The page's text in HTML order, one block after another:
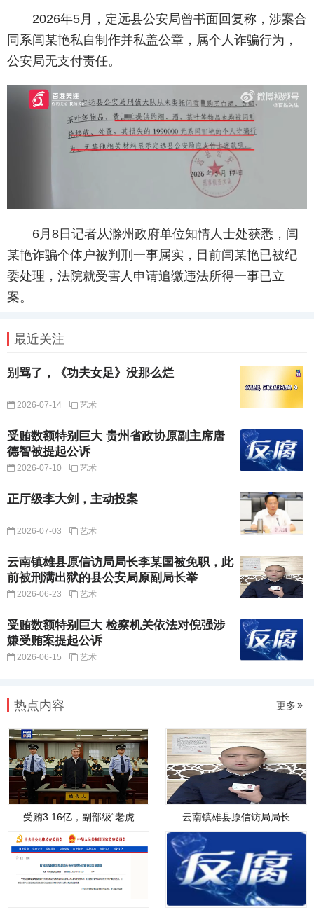
2026年5月，定远县公安局曾书面回复称，涉案合
同系闫某艳私自制作并私盖公章，属个人诈骗行为，
公安局无支付责任。
6月8日记者从滁州政府单位知情人士处获悉，闫
某艳诈骗个体户被判刑一事属实，目前闫某艳已被纪
委处理，法院就受害人申请追缴违法所得一事已立
案。
最近关注
别骂了，《功夫女足》没那么烂
2026-07-14 艺术
受贿数额特别巨大 贵州省政协原副主席唐
德智被提起公诉
2026-07-10 艺术
正厅级李大剑，主动投案
2026-07-03 艺术
云南镇雄县原信访局局长李某国被免职，此
前被刑满出狱的县公安局原副局长举
2026-06-23 艺术
受贿数额特别巨大 检察机关依法对倪强涉
嫌受贿案提起公诉
2026-06-15 艺术
热点内容 更多
受贿3.16亿，副部级“老虎 云南镇雄县原信访局局长